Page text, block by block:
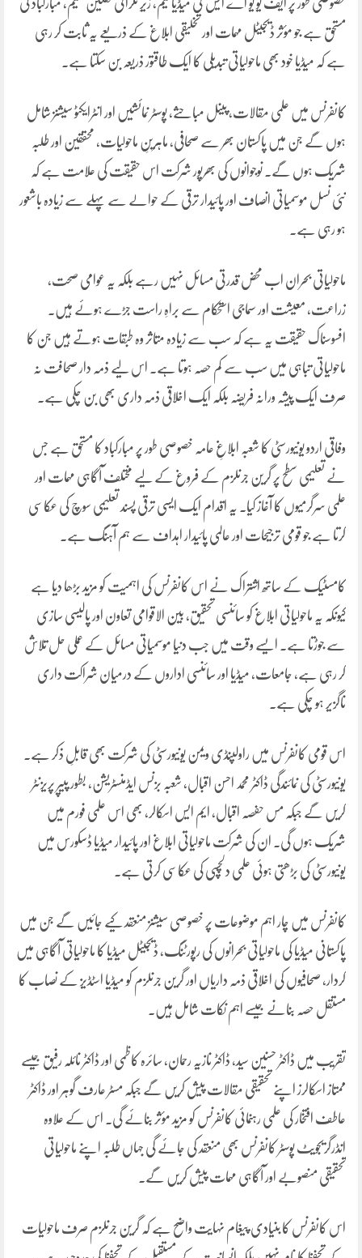
خصوصی طور پر ایف یو یو اے ایس ٹی میڈیا ٹیم، زیرِ نگرانی ثقلین نعیم، مبارکباد کی
مستحق ہے جو مؤثر ڈیجیٹل مہمات اور تخلیقی ابلاغ کے ذریعے یہ ثابت کر رہی
ہے کہ میڈیا خود بھی ماحولیاتی تبدیلی کا ایک طاقتور ذریعہ بن سکتا ہے۔
کانفرنس میں علمی مقالات، پینل مباحثے، پوسٹر نمائشیں اور انٹرایکٹو سیشنز شامل
ہوں گے جن میں پاکستان بھر سے صحافی، ماہرینِ ماحولیات، محققین اور طلبہ
شریک ہوں گے۔ نوجوانوں کی بھرپور شرکت اس حقیقت کی علامت ہے کہ
نئی نسل موسمیاتی انصاف اور پائیدار ترقی کے حوالے سے پہلے سے زیادہ باشعور
ہو رہی ہے۔
ماحولیاتی بحران اب محض قدرتی مسائل نہیں رہے بلکہ یہ عوامی صحت،
زراعت، معیشت اور سماجی استحکام سے براہِ راست جڑے ہوئے ہیں۔
افسوسناک حقیقت یہ ہے کہ سب سے زیادہ متاثر وہ طبقات ہوتے ہیں جن کا
ماحولیاتی تباہی میں سب سے کم حصہ ہوتا ہے۔ اس لیے ذمہ دار صحافت نہ
صرف ایک پیشہ ورانہ فریضہ بلکہ ایک اخلاقی ذمہ داری بھی بن چکی ہے۔
وفاقی اردو یونیورسٹی کا شعبہ ابلاغِ عامہ خصوصی طور پر مبارکباد کا مستحق ہے جس
نے تعلیمی سطح پر گرین جرنلزم کے فروغ کے لیے مختلف آگاہی مہمات اور
علمی سرگرمیوں کا آغاز کیا۔ یہ اقدام ایک ایسی ترقی پسند تعلیمی سوچ کی عکاسی
کرتا ہے جو قومی ترجیحات اور عالمی پائیدار اہداف سے ہم آہنگ ہے۔
کامسٹیک کے ساتھ اشتراک نے اس کانفرنس کی اہمیت کو مزید بڑھا دیا ہے
کیونکہ یہ ماحولیاتی ابلاغ کو سائنسی تحقیق، بین الاقوامی تعاون اور پالیسی سازی
سے جوڑتا ہے۔ ایسے وقت میں جب دنیا موسمیاتی مسائل کے عملی حل تلاش
کر رہی ہے، جامعات، میڈیا اور سائنسی اداروں کے درمیان شراکت داری
ناگزیر ہو چکی ہے۔
اس قومی کانفرنس میں راولپنڈی ویمن یونیورسٹی کی شرکت بھی قابلِ ذکر ہے۔
یونیورسٹی کی نمائندگی ڈاکٹر محمد احسن اقبال، شعبہ بزنس ایڈمنسٹریشن، بطور پیپر پریزنٹر
کریں گے جبکہ مس حفصہ اقبال، ایم ایس اسکالر، بھی اس علمی فورم میں
شریک ہوں گی۔ ان کی شرکت ماحولیاتی ابلاغ اور پائیدار میڈیا ڈسکورس میں
یونیورسٹی کی بڑھتی ہوئی علمی دلچسپی کی عکاسی کرتی ہے۔
کانفرنس میں چار اہم موضوعات پر خصوصی سیشنز منعقد کیے جائیں گے جن میں
پاکستانی میڈیا کی ماحولیاتی بحرانوں کی رپورٹنگ، ڈیجیٹل میڈیا کا ماحولیاتی آگاہی میں
کردار، صحافیوں کی اخلاقی ذمہ داریاں اور گرین جرنلزم کو میڈیا اسٹڈیز کے نصاب کا
مستقل حصہ بنانے جیسے اہم نکات شامل ہیں۔
تقریب میں ڈاکٹر حسنین سید، ڈاکٹر نازیہ رحمان، سائرہ کاظمی اور ڈاکٹر نائلہ رفیق جیسے
ممتاز اسکالرز اپنے تحقیقی مقالات پیش کریں گے جبکہ مسٹر عارف گوہر اور ڈاکٹر
عاطف افتخار کی علمی رہنمائی کانفرنس کو مزید مؤثر بنائے گی۔ اس کے علاوہ
انڈرگریجویٹ پوسٹر کانفرنس بھی منعقد کی جائے گی جہاں طلبہ اپنے ماحولیاتی
تحقیقی منصوبے اور آگاہی مہمات پیش کریں گے۔
اس کانفرنس کا بنیادی پیغام نہایت واضح ہے کہ گرین جرنلزم صرف ماحولیات